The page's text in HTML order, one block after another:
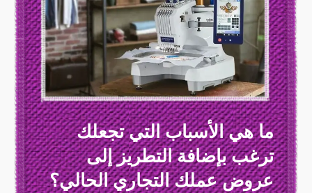
ما هي الأسباب التي تجعلك
ترغب بإضافة التطريز إلى
عروض عملك التجاري الحالي؟